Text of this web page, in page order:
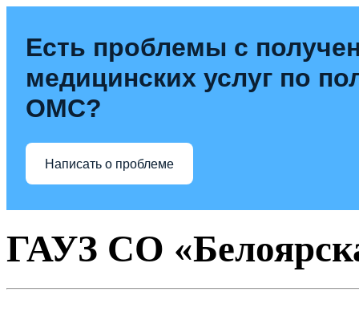
Есть проблемы с
медицинских услуг по
ОМС?
Написать о проблеме
ГАУЗ СО